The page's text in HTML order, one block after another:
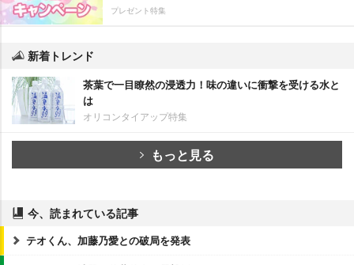
プレゼント特集
新着トレンド
茶葉で一目瞭然の浸透力！味の違いに衝撃を受ける水と
は
オリコンタイアップ特集
もっと見る
今、読まれている記事
テオくん、加藤乃愛との破局を発表